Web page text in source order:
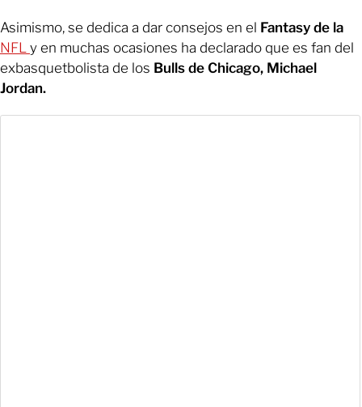
Asimismo, se dedica a dar consejos en el Fantasy de la
NFL y en muchas ocasiones ha declarado que es fan del
exbasquetbolista de los Bulls de Chicago, Michael
Jordan.